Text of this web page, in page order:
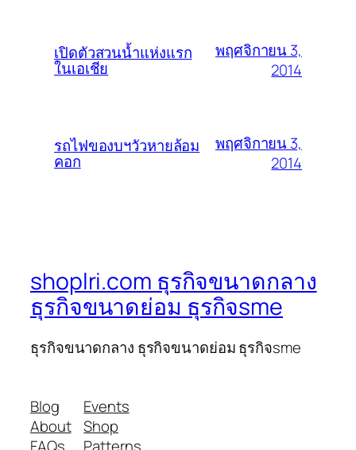
เปิดตัวสวนน้ำแห่งแรก
ในเอเชีย
พฤศจิกายน 3,
2014
รถไฟของบฯวัวหายล้อม
คอก
พฤศจิกายน 3,
2014
shoplri.com ธุรกิจขนาดกลาง
ธุรกิจขนาดย่อม ธุรกิจsme
ธุรกิจขนาดกลาง ธุรกิจขนาดย่อม ธุรกิจsme
Blog
About
Events
Shop